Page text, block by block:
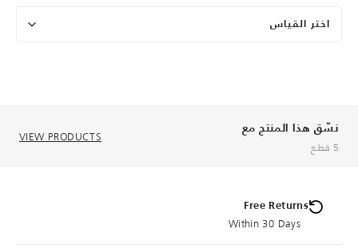
اختر القياس
نسّق هذا المنتج مع
5 قطع
VIEW PRODUCTS
Free Returns
Within 30 Days